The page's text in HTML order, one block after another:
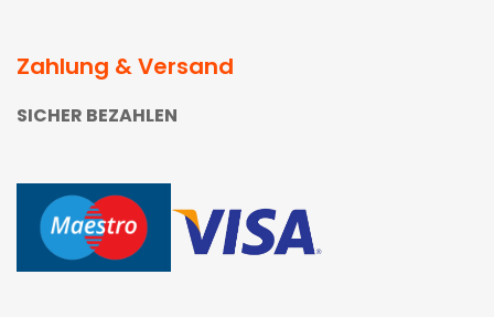
Zahlung & Versand
SICHER BEZAHLEN